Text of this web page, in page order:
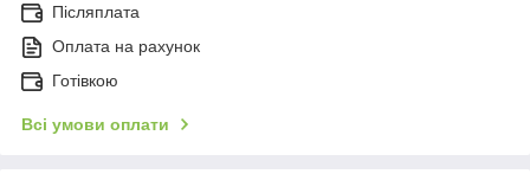
Післяплата
Оплата на рахунок
Готівкою
Всі умови оплати